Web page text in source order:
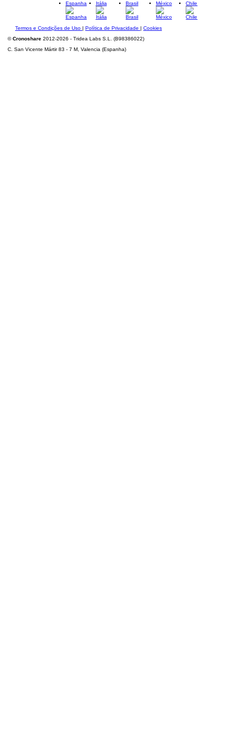
Espanha
Itália Brasil México Chile
Termos e Condições de Uso | Política de Privacidade | Cookies
©Cronoshare 2012-2026 - Tridea Labs S.L. (B98386022)
C. San Vicente Mártir 83 - 7 M, Valencia (Espanha)